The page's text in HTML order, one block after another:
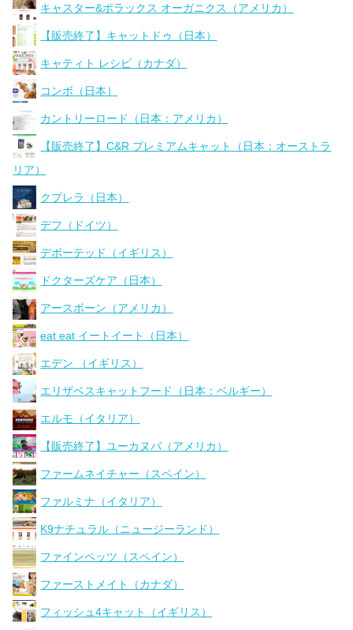
キャスター&ポラックス オーガニクス（アメリカ）
【販売終了】キャットドゥ（日本）
キャティト レシピ（カナダ）
コンボ（日本）
カントリーロード（日本：アメリカ）
【販売終了】C&R プレミアムキャット（日本：オーストラ
リア）
クプレラ（日本）
デフ（ドイツ）
デボーテッド（イギリス）
ドクターズケア（日本）
アースボーン（アメリカ）
eat eat イートイート（日本）
エデン （イギリス）
エリザベスキャットフード（日本：ベルギー）
エルモ（イタリア）
【販売終了】ユーカヌバ（アメリカ）
ファームネイチャー（スペイン）
ファルミナ（イタリア）
K9ナチュラル（ニュージーランド）
ファインペッツ（スペイン）
ファーストメイト（カナダ）
フィッシュ4キャット（イギリス）